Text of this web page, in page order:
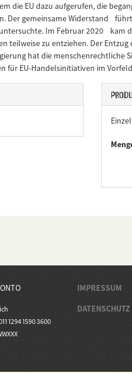
die EU dazu aufgerufen, die
Der gemeinsame Widerstand
Im Februar 2020 kam
teilweise zu entziehen. Der
hat die
für EU-Handelsinitiativen im
1294 1590 3600
IMPRESSUM
DATENSCHUTZ